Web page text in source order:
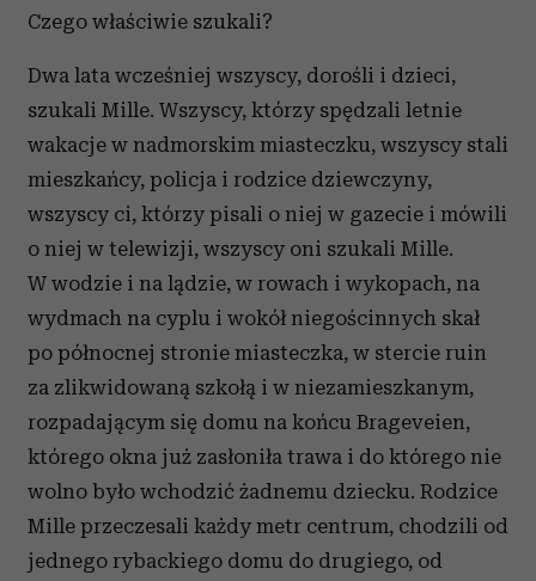
Czego właściwie szukali?
Dwa lata wcześniej wszyscy, dorośli i dzieci,
szukali Mille. Wszyscy, którzy spędzali letnie
wakacje w nadmorskim miasteczku, wszyscy stali
mieszkańcy, policja i rodzice dziewczyny,
wszyscy ci, którzy pisali o niej w gazecie i mówili
o niej w telewizji, wszyscy oni szukali Mille.
W wodzie i na lądzie, w rowach i wykopach, na
wydmach na cyplu i wokół niegościnnych skał
po północnej stronie miasteczka, w stercie ruin
za zlikwidowaną szkołą i w niezamieszkanym,
rozpadającym się domu na końcu Brageveien,
którego okna już zasłoniła trawa i do którego nie
wolno było wchodzić żadnemu dziecku. Rodzice
Mille przeczesali każdy metr centrum, chodzili od
jednego rybackiego domu do drugiego, od